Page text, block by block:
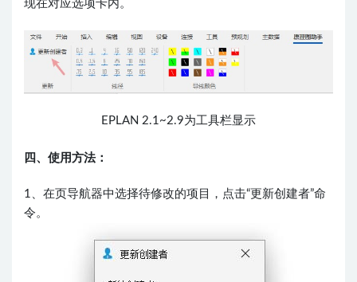
现在对应选项卡内。
EPLAN 2.1~2.9为工具栏显示
​四、使用方法：
1、在页导航器中选择待修改的项目，点击“更新创建者”命
令。